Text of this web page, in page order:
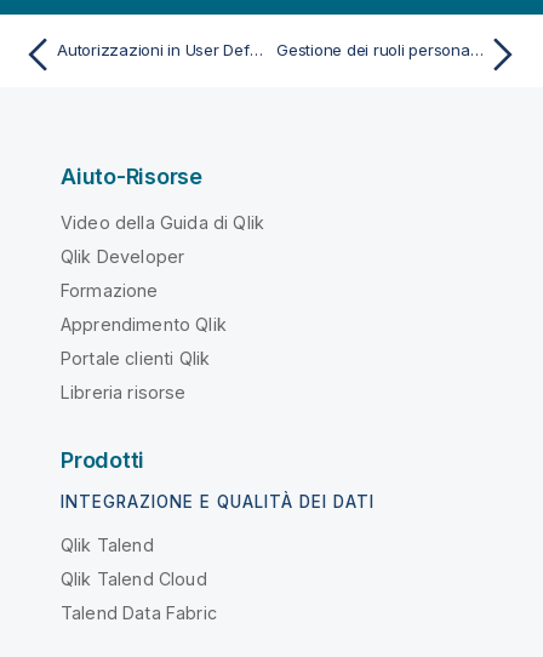
Autorizzazioni in User Default e ruoli personalizzati Gestione dei ruoli personalizzati
Aiuto-Risorse
Video della Guida di Qlik
Qlik Developer
Formazione
Apprendimento Qlik
Portale clienti Qlik
Libreria risorse
Prodotti
INTEGRAZIONE E QUALITÀ DEI DATI
Qlik Talend
Qlik Talend Cloud
Talend Data Fabric